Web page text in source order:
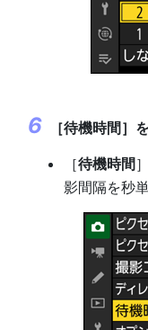
［待機時間］
［待機時間
影間隔を秒